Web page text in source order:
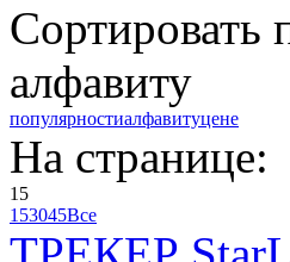
Сортировать
алфавиту
популярностиалфавитуцене
На странице:
15
153045Все